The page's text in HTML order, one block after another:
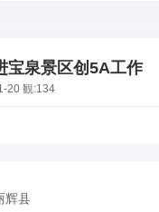
宝泉景区创5A工作
20 観:134
辉县